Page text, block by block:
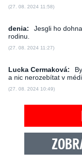
(27. 08. 2024 11:58)
denia:
Jesgli ho
rodinu.
(27. 08. 2024 11:27)
Lucka Cermaková:
a nic nerozebítat v
(27. 08. 2024 10:49)